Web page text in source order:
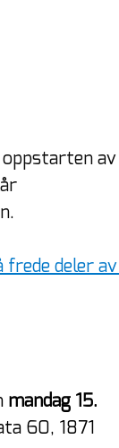
oppstarten av
frede deler av
mandag 15.
60, 1871